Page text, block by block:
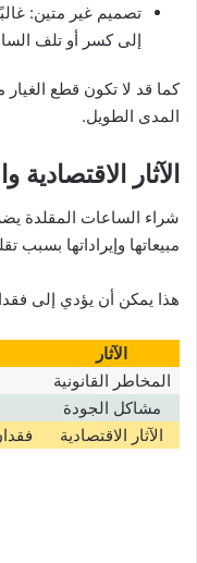
تصميم غير متين:
إلى كسر أو تلف
كما قد لا تكون قطع الغيار
المدى الطويل.
الآثار الاقتصادية
شراء الساعات المقلدة
مبيعاتها وإيراداتها بسبب
هذا يمكن أن يؤدي إلى
الآثار
المخاطر القانونية
مشاكل الجودة
الآثار الاقتصادية